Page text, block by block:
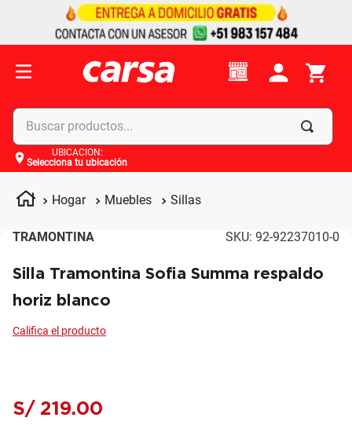
Buscar productos...
UBICACIÓN:
Selecciona tu ubicación
Hogar Muebles Sillas
TRAMONTINA SKU: 92-92237010-0
Silla Tramontina Sofia Summa respaldo
horiz blanco
S/ 219.00
Términos más buscados
4. apple